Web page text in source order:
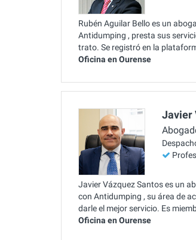
Rubén Aguilar Bello es un
Antidumping , presta sus
trato. Se registró en la
Oficina en Ourense
Javier
Javier Vázquez Santos es un
con Antidumping , su área de
darle el mejor servicio. Es
Oficina en Ourense